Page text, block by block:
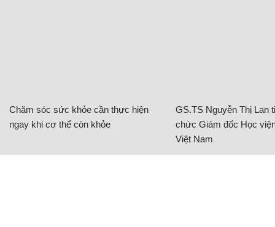
Chăm sóc sức khỏe cần thực hiện
ngay khi cơ thể còn khỏe
GS.TS Nguyễn Thị Lan
chức Giám đốc Học
Việt Nam